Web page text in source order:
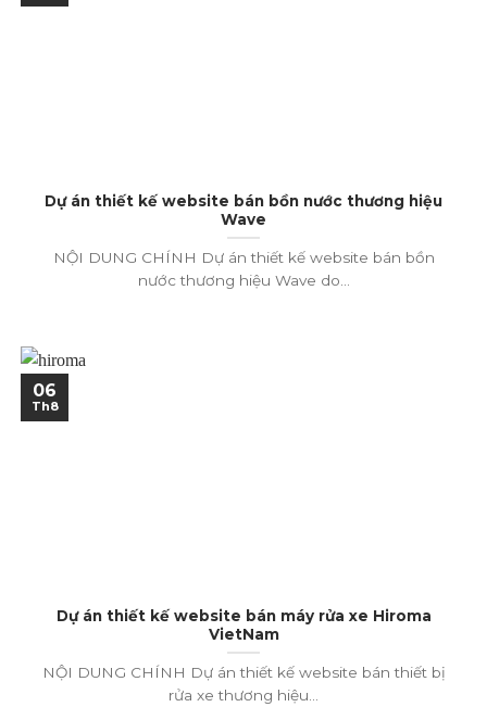
Dự án thiết kế website bán bồn nước thương hiệu
Wave
NỘI DUNG CHÍNH Dự án thiết kế website bán bồn
nước thương hiệu Wave do...
Dự án thiết kế website bán máy rửa xe Hiroma
VietNam
NỘI DUNG CHÍNH Dự án thiết kế website bán thiết bị
rửa xe thương hiệu...
06
Th8